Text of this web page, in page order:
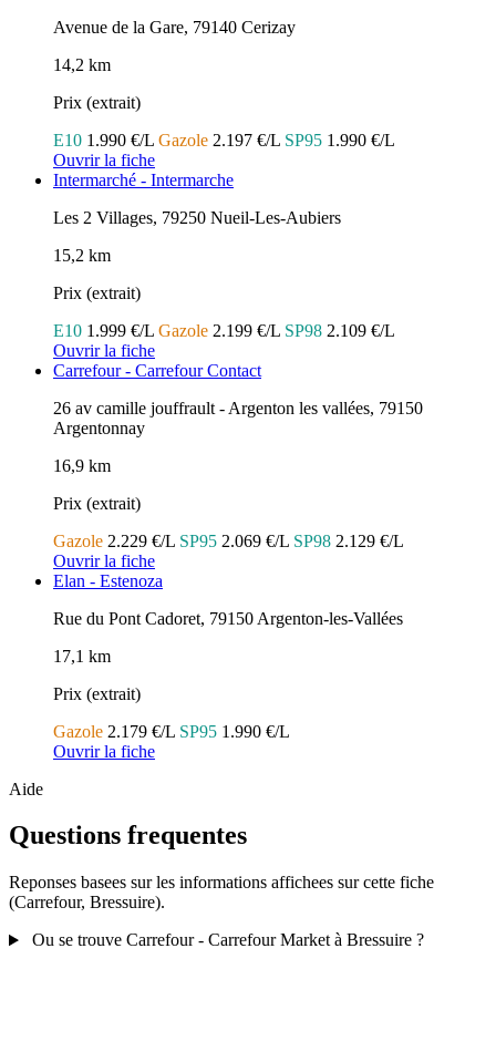
Avenue de la Gare, 79140 Cerizay
14,2 km
Prix (extrait)
E10 1.990 €/L Gazole 2.197 €/L SP95 1.990 €/L
Ouvrir la fiche
Intermarché - Intermarche
Les 2 Villages, 79250 Nueil-Les-Aubiers
15,2 km
Prix (extrait)
E10 1.999 €/L Gazole 2.199 €/L SP98 2.109 €/L
Ouvrir la fiche
Carrefour - Carrefour Contact
26 av camille jouffrault - Argenton les vallées, 79150
Argentonnay
16,9 km
Prix (extrait)
Gazole 2.229 €/L SP95 2.069 €/L SP98 2.129 €/L
Ouvrir la fiche
Elan - Estenoza
Rue du Pont Cadoret, 79150 Argenton-les-Vallées
17,1 km
Prix (extrait)
Gazole 2.179 €/L SP95 1.990 €/L
Ouvrir la fiche
Aide
Questions frequentes
Reponses basees sur les informations affichees sur cette fiche
(Carrefour, Bressuire).
Ou se trouve Carrefour - Carrefour Market à Bressuire ?